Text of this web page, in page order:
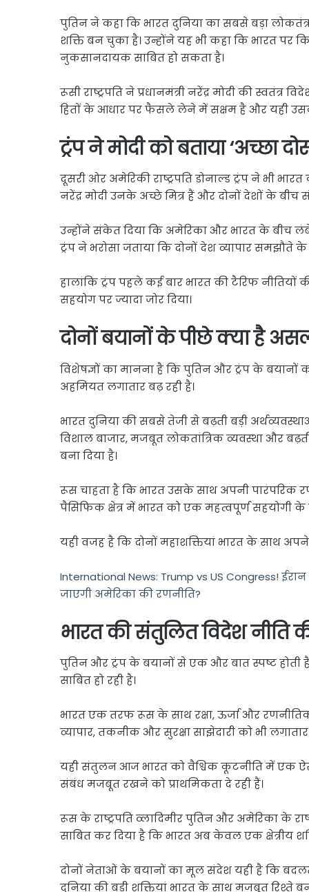
पुतिन ने कहा कि भारत दुनिया का सबसे बड़ा
शक्ति बन चुका है। उन्होंने यह भी कहा कि भारत पर
नुकसानदायक साबित हो सकता है।
रूसी राष्ट्रपति ने प्रधानमंत्री नरेंद्र मोदी की स्वतंत्र
हितों के आधार पर फैसले लेने में सक्षम है और यही
ट्रंप ने मोदी को बताया ‘अच्छा
दूसरी ओर अमेरिकी राष्ट्रपति डोनाल्ड ट्रंप ने भी
नरेंद्र मोदी उनके अच्छे मित्र हैं और दोनों देशों के
उन्होंने संकेत दिया कि अमेरिका और भारत के बीच
ट्रंप ने भरोसा जताया कि दोनों देश व्यापार समझौते
हालांकि ट्रंप पहले कई बार भारत की टैरिफ
सहयोग पर ज्यादा जोर दिया।
दोनों बयानों के पीछे क्या है
विशेषज्ञों का मानना है कि पुतिन और ट्रंप के
अहमियत लगातार बढ़ रही है।
भारत दुनिया की सबसे तेजी से बढ़ती बड़ी
विशाल बाजार, मजबूत लोकतांत्रिक व्यवस्था और
बना दिया है।
रूस चाहता है कि भारत उसके साथ अपनी पारंपरिक
पैसिफिक क्षेत्र में भारत को एक महत्वपूर्ण सहयोगी
यही वजह है कि दोनों महाशक्तियां भारत के साथ
International News: Trump vs US Congress!
जाएगी अमेरिका की रणनीति?
भारत की संतुलित विदेश नीति
पुतिन और ट्रंप के बयानों से एक और बात स्पष्ट
साबित हो रही है।
भारत एक तरफ रूस के साथ रक्षा, ऊर्जा और
व्यापार, तकनीक और सुरक्षा साझेदारी को भी
यही संतुलन आज भारत को वैश्विक कूटनीति में एक
संबंध मजबूत रखने को प्राथमिकता दे रही हैं।
रूस के राष्ट्रपति व्लादिमीर पुतिन और अमेरिका के
साबित कर दिया है कि भारत अब केवल एक क्षेत्रीय
दोनों नेताओं के बयानों का मूल संदेश यही है कि
दुनिया की बड़ी शक्तियां भारत के साथ मजबूत रिश्ते